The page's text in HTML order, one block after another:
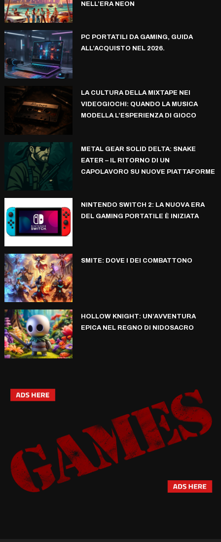
NELL’ERA NEON
PC PORTATILI DA GAMING, GUIDA
ALL’ACQUISTO NEL 2026.
LA CULTURA DELLA MIXTAPE NEI
VIDEOGIOCHI: QUANDO LA MUSICA
MODELLA L’ESPERIENZA DI GIOCO
METAL GEAR SOLID DELTA: SNAKE
EATER – IL RITORNO DI UN
CAPOLAVORO SU NUOVE PIATTAFORME
NINTENDO SWITCH 2: LA NUOVA ERA
DEL GAMING PORTATILE È INIZIATA
SMITE: DOVE I DEI COMBATTONO
HOLLOW KNIGHT: UN’AVVENTURA
EPICA NEL REGNO DI NIDOSACRO